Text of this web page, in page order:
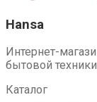
Hansa
Интернет-
бытовой
Каталог